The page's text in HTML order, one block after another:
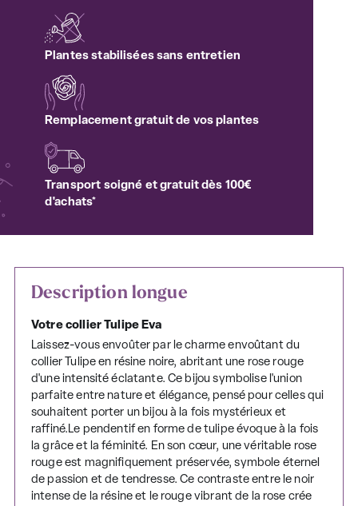
Plantes stabilisées sans entretien
Remplacement gratuit de vos plantes
Transport soigné et gratuit dès 100€
d'achats*
Description longue
Votre collier Tulipe Eva
Laissez-vous envoûter par le charme envoûtant du
collier Tulipe en résine noire, abritant une rose rouge
d'une intensité éclatante. Ce bijou symbolise l'union
parfaite entre nature et élégance, pensé pour celles qui
souhaitent porter un bijou à la fois mystérieux et
raffiné.Le pendentif en forme de tulipe évoque à la fois
la grâce et la féminité. En son cœur, une véritable rose
rouge est magnifiquement préservée, symbole éternel
de passion et de tendresse. Ce contraste entre le noir
intense de la résine et le rouge vibrant de la rose crée